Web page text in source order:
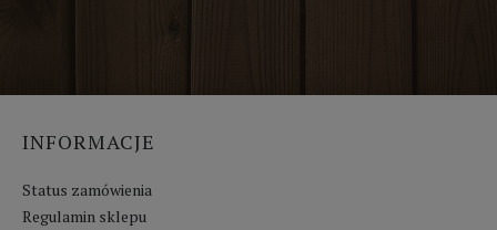
INFORMACJE
Status zamówienia
Regulamin sklepu